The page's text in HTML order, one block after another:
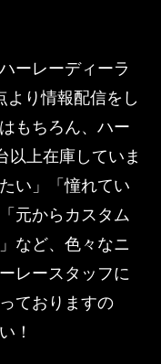
ーレーディーラ
より情報配信をし
もちろん、ハー
以上在庫していま
い」「憧れてい
元からカスタム
など、色々なニ
レースタッフに
ておりますの
！